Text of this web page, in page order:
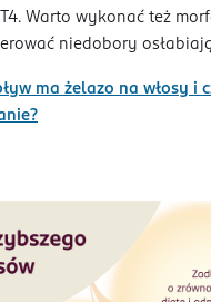
T4. Warto wykonać też
niedobory
ma żelazo na włosy i